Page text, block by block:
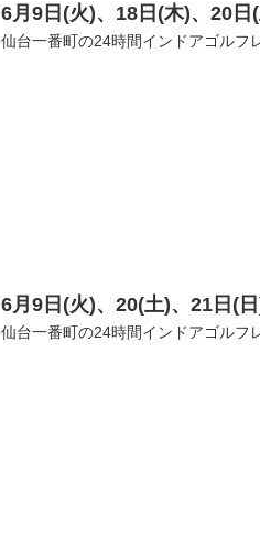
6月9日(火)、18日(木)、20
仙台一番町の24時間インドアゴルフ
6月9日(火)、20(土)、21日(
仙台一番町の24時間インドアゴルフ